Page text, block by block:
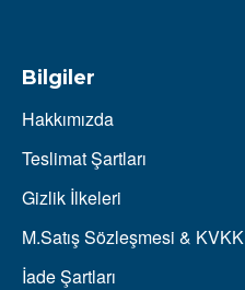
Bilgiler
Hakkımızda
Teslimat Şartları
Gizlik İlkeleri
M.Satış Sözleşmesi & KVKK
İade Şartları